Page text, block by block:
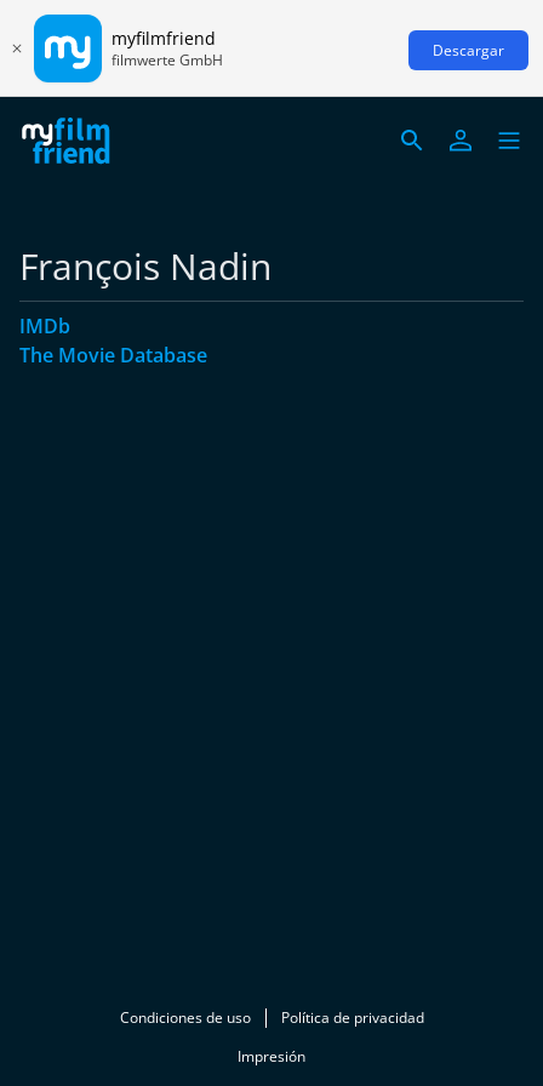
myfilmfriend
filmwerte GmbH Descargar
François Nadin
IMDb
The Movie Database
Condiciones de uso
Política de privacidad
Impresión